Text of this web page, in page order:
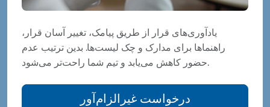
یادآوری‌های قرار از طریق پیامک، تغییر آسان قرار،
راهنماها برای مدارک و چک لیست‌ها. بدین ترتیب عدم
حضور کاهش می‌یابد و تیم شما راحت‌تر می‌شود.
درخواست غیرالزام‌آور